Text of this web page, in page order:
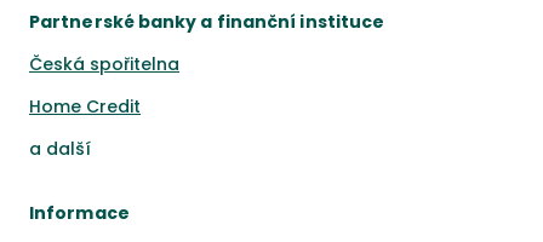
Partnerské banky a finanční instituce
Česká spořitelna
Home Credit
a další
Informace